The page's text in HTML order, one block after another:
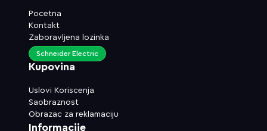
Pocetna
Kontakt
Zaboravljena lozinka
Kupovina
Uslovi Koriscenja
Saobraznost
Obrazac za reklamaciju
Schneider Electric
Informacije